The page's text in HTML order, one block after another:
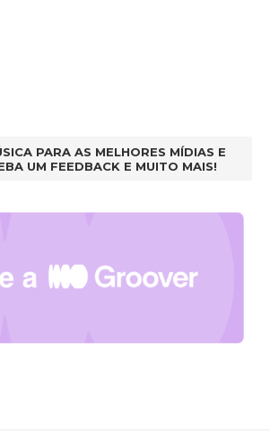
PARA AS MELHORES MÍDIAS E
UM FEEDBACK E MUITO MAIS!